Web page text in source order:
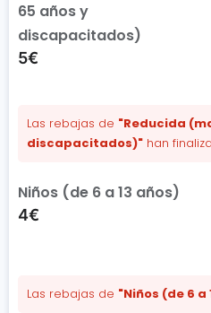
65 años y
discapacitados)
5€
Las rebajas de "Reducida
discapacitados)" han
Niños (de 6 a 13 años)
4€
Las rebajas de "Niños (de 6 a